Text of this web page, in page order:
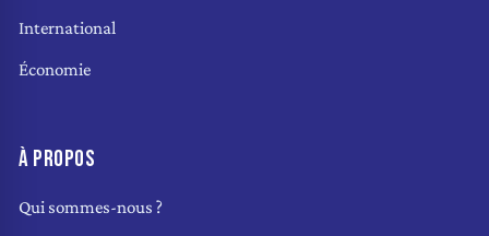
International
Économie
À PROPOS
Qui sommes-nous ?